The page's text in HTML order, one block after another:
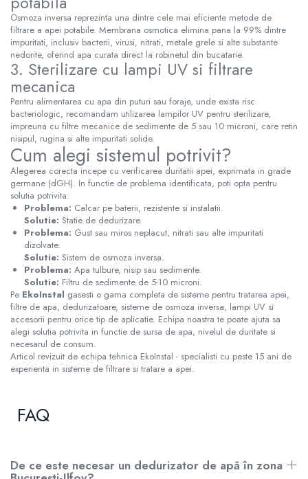
Osmoza inversa reprezinta una dintre cele mai eficiente metode de
filtrare a apei potabile. Membrana osmotica elimina pana la 99% dintre
impuritati, inclusiv bacterii, virusi, nitrati, metale grele si alte substante
nedorite, oferind apa curata direct la robinetul din bucatarie.
3. Sterilizare cu lampi UV si filtrare
mecanica
Pentru alimentarea cu apa din puturi sau foraje, unde exista risc
bacteriologic, recomandam utilizarea lampilor UV pentru sterilizare,
impreuna cu filtre mecanice de sedimente de 5 sau 10 microni, care retin
nisipul, rugina si alte impuritati solide.
Cum alegi sistemul potrivit?
Alegerea corecta incepe cu verificarea duritatii apei, exprimata in grade
germane (dGH). In functie de problema identificata, poti opta pentru
solutia potrivita:
Problema: Calcar pe baterii, rezistente si instalatii.
Solutie: Statie de dedurizare.
Problema: Gust sau miros neplacut, nitrati sau alte impuritati
dizolvate.
Solutie: Sistem de osmoza inversa.
Problema: Apa tulbure, nisip sau sedimente.
Solutie: Filtru de sedimente de 5-10 microni.
Pe EkoInstal gasesti o gama completa de sisteme pentru tratarea apei,
filtre de apa, dedurizatoare, sisteme de osmoza inversa, lampi UV si
accesorii pentru orice tip de aplicatie. Echipa noastra te poate ajuta sa
alegi solutia potrivita in functie de sursa de apa, nivelul de duritate si
necesarul de consum.
Articol revizuit de echipa tehnica EkoInstal - specialisti cu peste 15 ani de
experienta in sisteme de filtrare si tratare a apei.
FAQ
De ce este necesar un dedurizator de apă în zona